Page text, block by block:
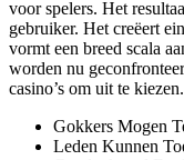
voor spelers. Het
gebruiker. Het creëert
vormt een breed scala
worden nu
casino’s om uit te kiezen.
Gokkers Mogen
Leden Kunnen